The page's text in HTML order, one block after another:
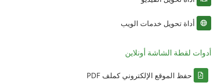
أداة تحويل خدمات الويب
أدوات لقطة الشاشة أونلاين
حفظ الموقع الإلكتروني كملف PDF